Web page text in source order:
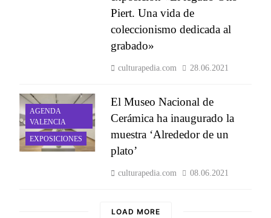
Piert. Una vida de
coleccionismo dedicada al
grabado»
culturapedia.com 28.06.2021
AGENDA
VALENCIA
EXPOSICIONES
El Museo Nacional de
Cerámica ha inaugurado la
muestra ‘Alrededor de un
plato’
culturapedia.com 08.06.2021
LOAD MORE